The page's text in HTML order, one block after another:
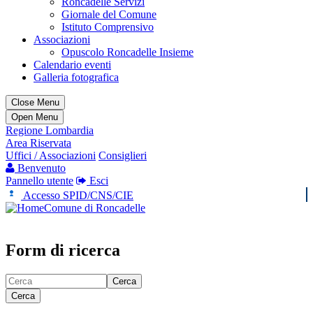
Giornale del Comune
Istituto Comprensivo
Associazioni
Opuscolo Roncadelle Insieme
Calendario eventi
Galleria fotografica
Close Menu
Open Menu
Regione Lombardia
Area Riservata
Uffici / Associazioni Consiglieri
Benvenuto
Pannello utente
Esci
Accesso SPID/CNS/CIE
Comune di Roncadelle
Form di ricerca
Cerca
Cerca